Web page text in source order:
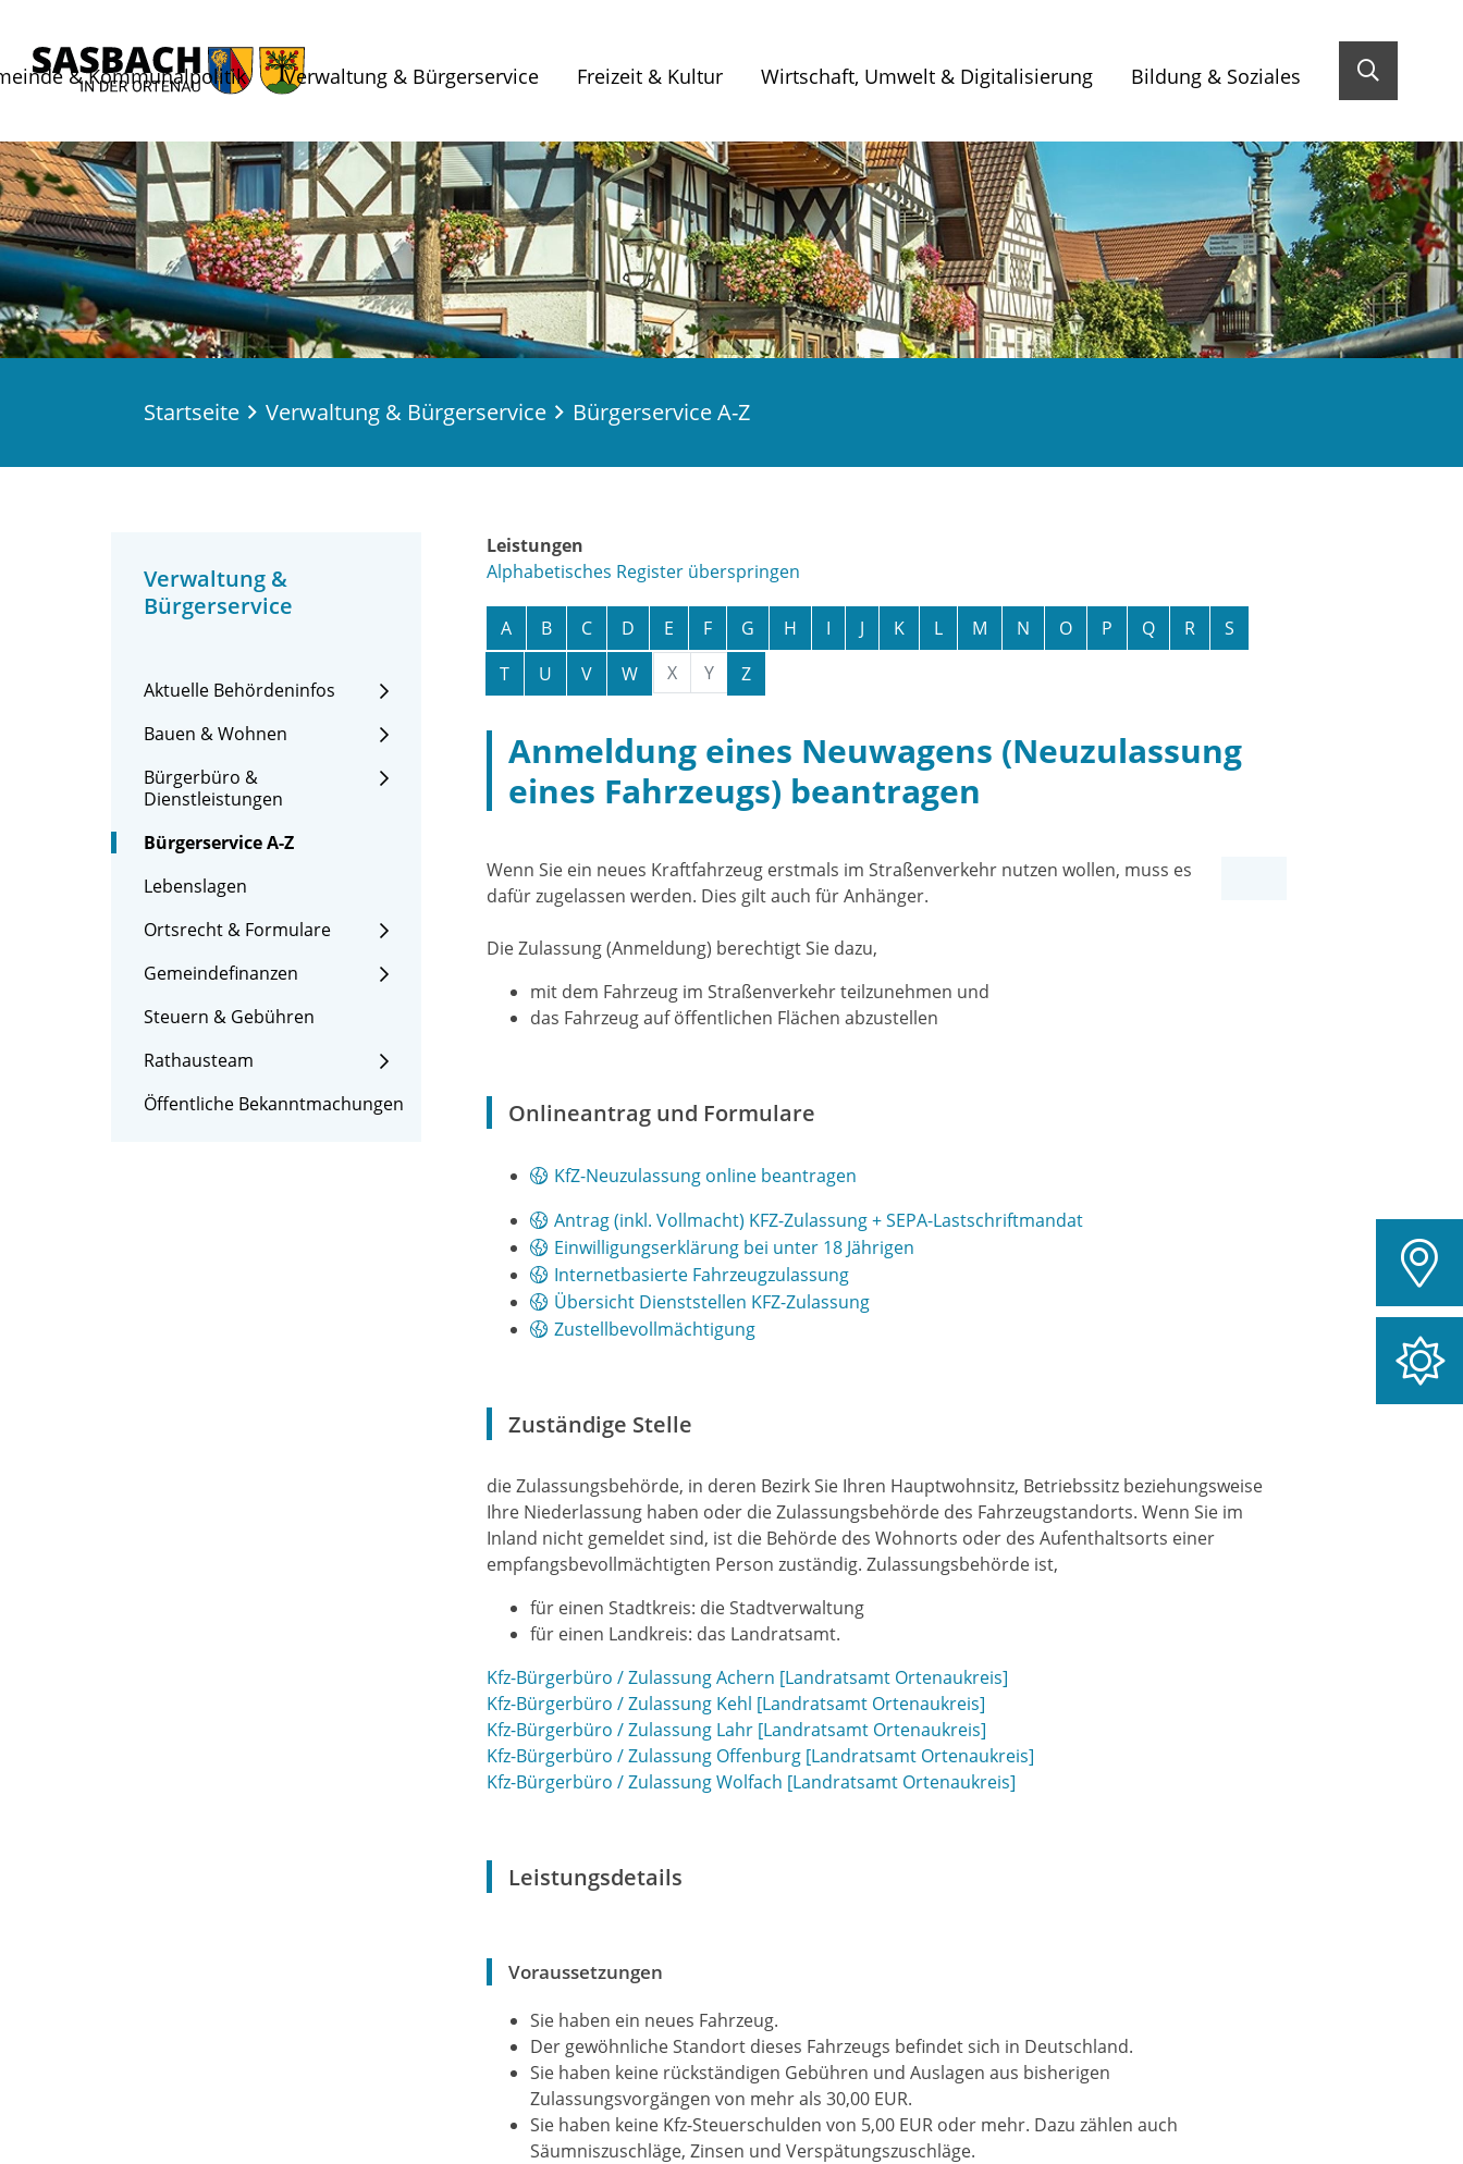
& Kommunalpolitik Verwaltung & Bürgerservice Freizeit & Kultur Wirtschaft, Umwelt & Digitalisierung Bildung & Soziales
Startseite Verwaltung & Bürgerservice Bürgerservice A-Z
Verwaltung &
Bürgerservice
Aktuelle Behördeninfos
Bauen & Wohnen
Bürgerbüro &
Dienstleistungen
Bürgerservice A-Z
Lebenslagen
Ortsrecht & Formulare
Gemeindefinanzen
Steuern & Gebühren
Rathausteam
Öffentliche Bekanntmachungen
Leistungen
Alphabetisches Register überspringen
A B C D E F G H I J K L M N O P Q R
S
T
U V W X Y Z
Anmeldung eines Neuwagens (Neuzulassung
eines Fahrzeugs) beantragen
Wenn Sie ein neues Kraftfahrzeug erstmals im Straßenverkehr nutzen wollen, muss es
dafür zugelassen werden. Dies gilt auch für Anhänger.
Die Zulassung (Anmeldung) berechtigt Sie dazu,
mit dem Fahrzeug im Straßenverkehr teilzunehmen und
das Fahrzeug auf öffentlichen Flächen abzustellen
Onlineantrag und Formulare
KfZ-Neuzulassung online beantragen
Antrag (inkl. Vollmacht) KFZ-Zulassung + SEPA-Lastschriftmandat
Einwilligungserklärung bei unter 18 Jährigen
Internetbasierte Fahrzeugzulassung
Übersicht Dienststellen KFZ-Zulassung
Zustellbevollmächtigung
Zuständige Stelle
die Zulassungsbehörde, in deren Bezirk Sie Ihren Hauptwohnsitz, Betriebssitz beziehungsweise
Ihre Niederlassung haben oder die Zulassungsbehörde des Fahrzeugstandorts. Wenn Sie im
Inland nicht gemeldet sind, ist die Behörde des Wohnorts oder des Aufenthaltsorts einer
empfangsbevollmächtigten Person zuständig. Zulassungsbehörde ist,
für einen Stadtkreis: die Stadtverwaltung
für einen Landkreis: das Landratsamt.
Kfz-Bürgerbüro / Zulassung Achern [Landratsamt Ortenaukreis]
Kfz-Bürgerbüro / Zulassung Kehl [Landratsamt Ortenaukreis]
Kfz-Bürgerbüro / Zulassung Lahr [Landratsamt Ortenaukreis]
Kfz-Bürgerbüro / Zulassung Offenburg [Landratsamt Ortenaukreis]
Kfz-Bürgerbüro / Zulassung Wolfach [Landratsamt Ortenaukreis]
Leistungsdetails
Voraussetzungen
Sie haben ein neues Fahrzeug.
Der gewöhnliche Standort dieses Fahrzeugs befindet sich in Deutschland.
Sie haben keine rückständigen Gebühren und Auslagen aus bisherigen
Zulassungsvorgängen von mehr als 30,00 EUR.
Sie haben keine Kfz-Steuerschulden von 5,00 EUR oder mehr. Dazu zählen auch
Säumniszuschläge, Zinsen und Verspätungszuschläge.